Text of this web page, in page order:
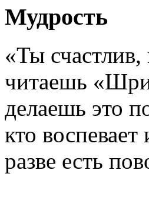
Мудрость
«Ты
читаешь
делаешь это
кто
разве есть